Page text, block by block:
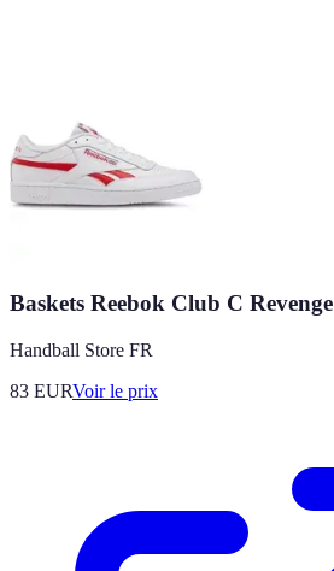
Baskets Reebok Club C Revenge
Handball Store FR
83 EURVoir le prix